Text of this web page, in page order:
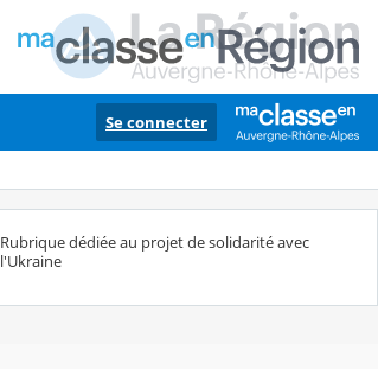
Se connecter
Rubrique dédiée au projet de solidarité avec
l'Ukraine